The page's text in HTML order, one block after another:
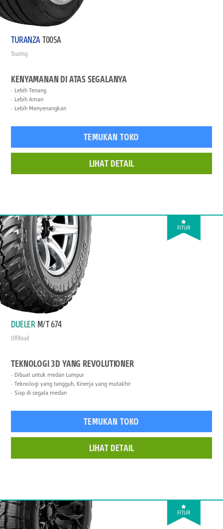
TURANZAT005A
Touring
KENYAMANAN DI ATAS SEGALANYA
Lebih Tenang
Lebih Aman
Lebih Menyenangkan
TEMUKAN TOKO
LIHAT DETAIL
FITUR
DUELER M/T 674
Off Road
TEKNOLOGI 3D YANG REVOLUTIONER
Dibuat untuk medan Lumpur
Teknologi yang tangguh, Kinerja yang mutakhir
Siap di segala medan
TEMUKAN TOKO
LIHAT DETAIL
FITUR